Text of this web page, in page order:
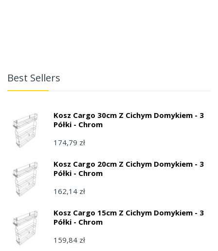
Best Sellers
Kosz Cargo 30cm Z Cichym Domykiem - 3
Półki - Chrom
174,79 zł
Kosz Cargo 20cm Z Cichym Domykiem - 3
Półki - Chrom
162,14 zł
Kosz Cargo 15cm Z Cichym Domykiem - 3
Półki - Chrom
159,84 zł